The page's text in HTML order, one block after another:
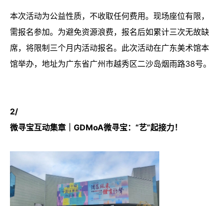
本次活动为公益性质，不收取任何费用。现场座位有限，
需报名参加。为避免资源浪费，报名后如累计三次无故缺
席，将限制三个月内活动报名。此次活动在广东美术馆本
馆举办，地址为广东省广州市越秀区二沙岛烟雨路38号。
2/
微寻宝互动集章｜GDMoA微寻宝：“艺”起接力！